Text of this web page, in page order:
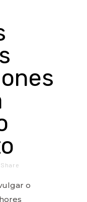
Share
o